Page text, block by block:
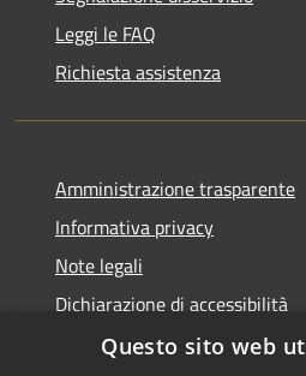
Leggi le FAQ
Richiesta assistenza
Amministrazione trasparente
Informativa privacy
Note legali
Dichiarazione di accessibilità
Questo sito web